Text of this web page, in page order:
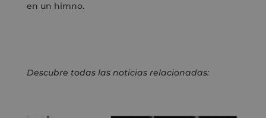
en un himno.
Descubre todas las noticias relacionadas: